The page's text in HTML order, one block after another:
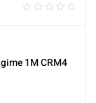
1M CRM4